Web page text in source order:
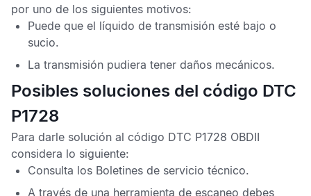
por uno de los siguientes motivos:
Puede que el líquido de transmisión esté bajo o
sucio.
La transmisión pudiera tener daños mecánicos.
Posibles soluciones del código DTC
P1728
Para darle solución al código DTC P1728 OBDII
considera lo siguiente:
Consulta los Boletines de servicio técnico.
A través de una herramienta de escaneo debes